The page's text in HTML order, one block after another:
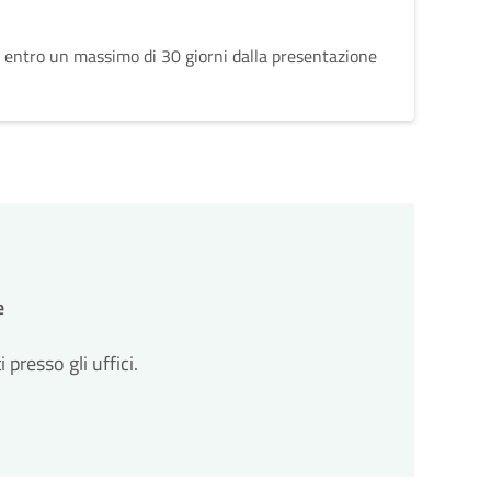
un massimo di 30 giorni dalla presentazione
presso gli uffici.